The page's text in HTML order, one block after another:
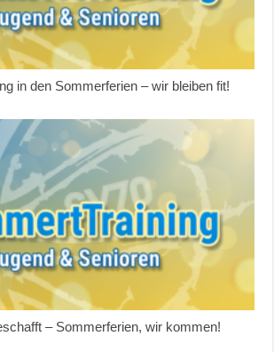
in den Sommerferien – wir bleiben fit!
– Sommerferien, wir kommen!